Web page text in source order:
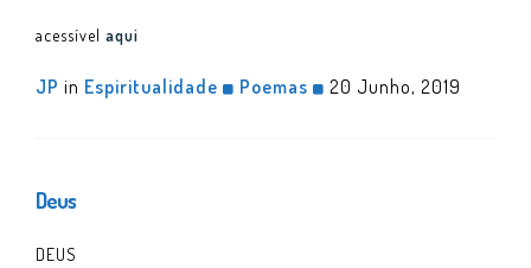
acessível aqui
JP in Espiritualidade Poemas 20 Junho, 2019
Deus
DEUS